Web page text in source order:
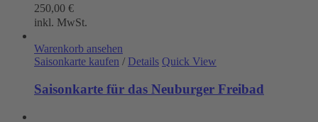
250,00 €
inkl. MwSt.
Warenkorb ansehen
Saisonkarte kaufen / Details Quick View
Saisonkarte für das Neuburger Freibad